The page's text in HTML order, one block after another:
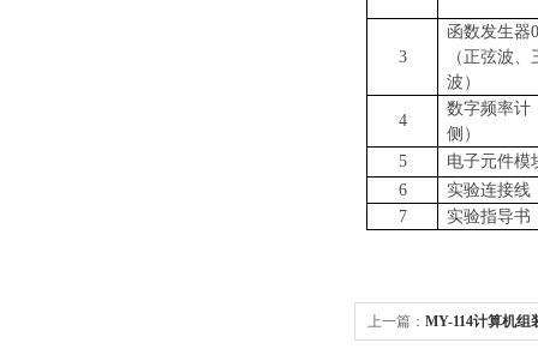
3
函数发生器
（正弦波
波）
4
数字频率计
侧）
5
电子元件模
6
实验连接线
7
实验指导书
上一篇： MY-114计算机组